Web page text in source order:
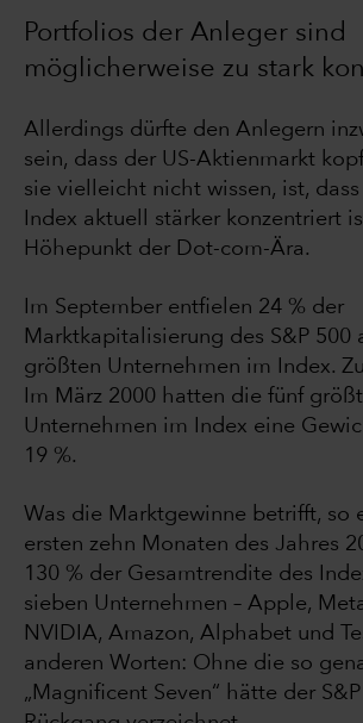
Portfolios der Anleger sind
möglicherweise zu stark
Allerdings dürfte den Anlegern
sein, dass der US-Aktienmarkt
sie vielleicht nicht wissen, ist, dass
Index aktuell stärker konzentriert
Höhepunkt der Dot-com-Ära.
Im September entfielen 24 % der
Marktkapitalisierung des S&P 500
größten Unternehmen im Index.
Im März 2000 hatten die fünf
Unternehmen im Index eine
19 %.
Was die Marktgewinne betrifft, so
ersten zehn Monaten des Jahres
130 % der Gesamtrendite des
sieben Unternehmen – Apple,
NVIDIA, Amazon, Alphabet und
anderen Worten: Ohne die so
„Magnificent Seven“ hätte der